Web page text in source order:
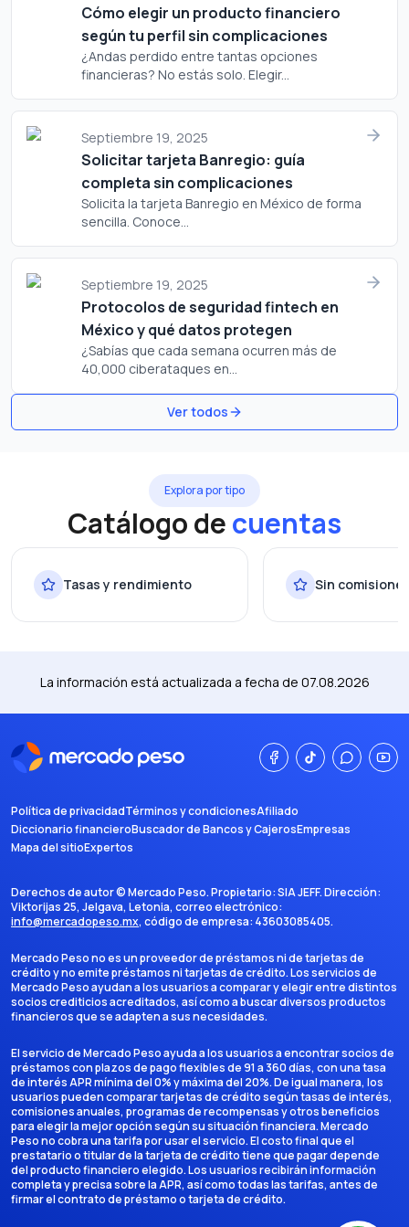
Cómo elegir un producto financiero
según tu perfil sin complicaciones
¿Andas perdido entre tantas opciones
financieras? No estás solo. Elegir...
Septiembre 19, 2025
Solicitar tarjeta Banregio: guía
completa sin complicaciones
Solicita la tarjeta Banregio en México de forma
sencilla. Conoce...
Septiembre 19, 2025
Protocolos de seguridad fintech en
México y qué datos protegen
¿Sabías que cada semana ocurren más de
40,000 ciberataques en...
Ver todos
Explora por tipo
Catálogo decuentas
Tasas y rendimiento Sin
La información está actualizada a fecha de 07.08.2026
Política de privacidadTérminos y condicionesAfiliado
Diccionario financieroBuscador de Bancos y CajerosEmpresas
Mapa del sitioExpertos
Derechos de autor ©Mercado Peso. Propietario:SIA JEFF. Dirección:
Viktorijas 25, Jelgava, Letonia, correo electrónico:
info@mercadopeso.mx, código de empresa: 43603085405.
Mercado Peso no es un proveedor de préstamos ni de tarjetas de
crédito y no emite préstamos ni tarjetas de crédito. Los servicios de
Mercado Peso ayudan a los usuarios a comparar y elegir entre distintos
socios crediticios acreditados, así como a buscar diversos productos
financieros que se adapten a sus necesidades.
El servicio de Mercado Peso ayuda a los usuarios a encontrar socios de
préstamos con plazos de pago flexibles de 91 a 360 días, con una tasa
de interés APR mínima del 0% y máxima del 20%. De igual manera, los
usuarios pueden comparar tarjetas de crédito según tasas de interés,
comisiones anuales, programas de recompensas y otros beneficios
para elegir la mejor opción según su situación financiera. Mercado
Peso no cobra una tarifa por usar el servicio. El costo final que el
prestatario o titular de la tarjeta de crédito tiene que pagar depende
del producto financiero elegido. Los usuarios recibirán información
completa y precisa sobre la APR, así como todas las tarifas, antes de
firmar el contrato de préstamo o tarjeta de crédito.